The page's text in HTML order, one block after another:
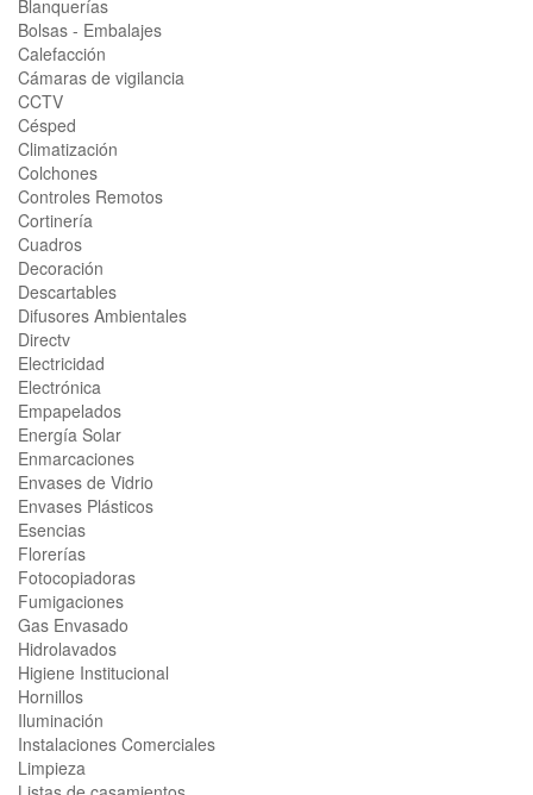
Blanquerías
Bolsas - Embalajes
Calefacción
Cámaras de vigilancia
CCTV
Césped
Climatización
Colchones
Controles Remotos
Cortinería
Cuadros
Decoración
Descartables
Difusores Ambientales
Directv
Electricidad
Electrónica
Empapelados
Energía Solar
Enmarcaciones
Envases de Vidrio
Envases Plásticos
Esencias
Florerías
Fotocopiadoras
Fumigaciones
Gas Envasado
Hidrolavados
Higiene Institucional
Hornillos
Iluminación
Instalaciones Comerciales
Limpieza